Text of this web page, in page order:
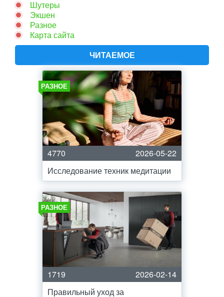
Шутеры
Экшен
Разное
Карта сайта
ЧИТАЕМОЕ
РАЗНОЕ
4770
2026-05-22
Исследование техник медитации
РАЗНОЕ
1719
2026-02-14
Правильный уход за